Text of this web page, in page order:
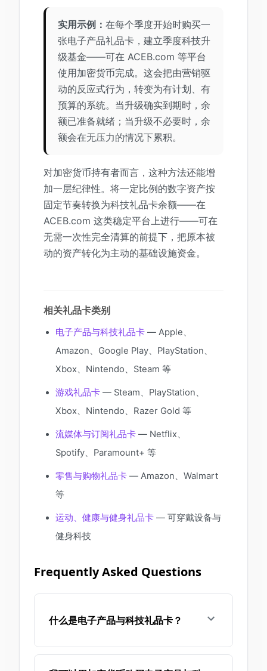
实用示例： 在每个季度开始时购买一
张电子产品礼品卡，建立季度科技升
级基金——可在 ACEB.com 等平台
使用加密货币完成。这会把由营销驱
动的反应式行为，转变为有计划、有
预算的系统。当升级确实到期时，余
额已准备就绪；当升级不必要时，余
额会在无压力的情况下累积。
对加密货币持有者而言，这种方法还能增
加一层纪律性。将一定比例的数字资产按
固定节奏转换为科技礼品卡余额——在
ACEB.com 这类稳定平台上进行——可在
无需一次性完全清算的前提下，把原本被
动的资产转化为主动的基础设施资金。
相关礼品卡类别
电子产品与科技礼品卡 — Apple、
Amazon、Google Play、PlayStation、
Xbox、Nintendo、Steam 等
游戏礼品卡 — Steam、PlayStation、
Xbox、Nintendo、Razer Gold 等
流媒体与订阅礼品卡 — Netflix、
Spotify、Paramount+ 等
零售与购物礼品卡 — Amazon、Walmart
等
运动、健康与健身礼品卡 — 可穿戴设备与
健身科技
Frequently Asked Questions
什么是电子产品与科技礼品卡？